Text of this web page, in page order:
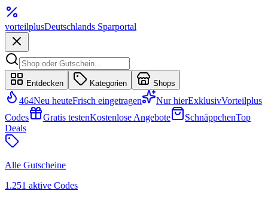
vorteilplusDeutschlands Sparportal
Entdecken Kategorien Shops
464Neu heuteFrisch eingetragen Nur hierExklusivVorteilplus
Codes
Gratis testenKostenlose Angebote SchnäppchenTop
Deals
Alle Gutscheine
1.251 aktive Codes